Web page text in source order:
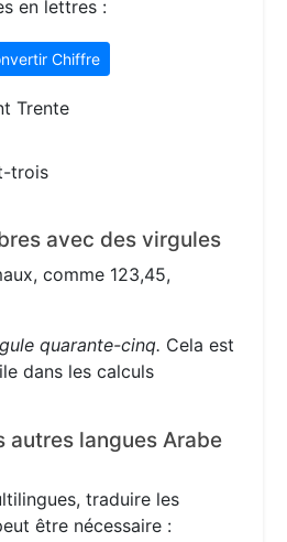
en lettres :
Chiffre
Trente
trois
avec des virgules
comme 123,45,
quarante-cinq. Cela est
dans les calculs
autres langues Arabe
traduire les
être nécessaire :